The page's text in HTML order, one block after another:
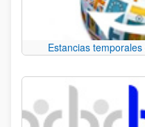
Estancias